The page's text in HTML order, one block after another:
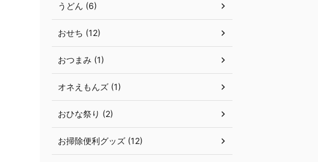
うどん (6)
おせち (12)
おつまみ (1)
オネえもんズ (1)
おひな祭り (2)
お掃除便利グッズ (12)